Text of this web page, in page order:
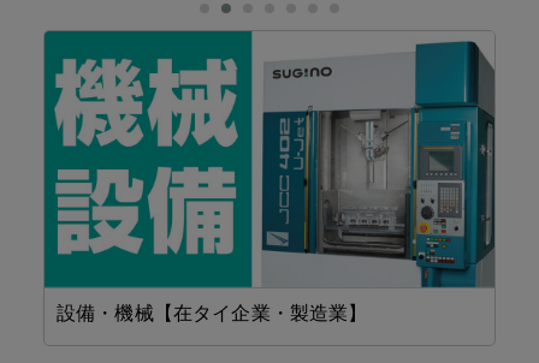
設備・機械【在タイ企業・製造業】